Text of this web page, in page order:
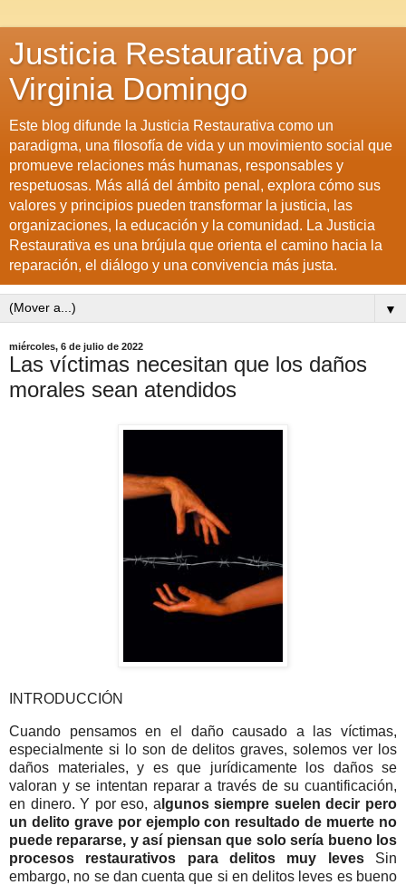
Justicia Restaurativa por
Virginia Domingo
Este blog difunde la Justicia Restaurativa como un
paradigma, una filosofía de vida y un movimiento social que
promueve relaciones más humanas, responsables y
respetuosas. Más allá del ámbito penal, explora cómo sus
valores y principios pueden transformar la justicia, las
organizaciones, la educación y la comunidad. La Justicia
Restaurativa es una brújula que orienta el camino hacia la
reparación, el diálogo y una convivencia más justa.
▼
miércoles, 6 de julio de 2022
Las víctimas necesitan que los daños
morales sean atendidos
INTRODUCCIÓN
Cuando pensamos en el daño causado a las víctimas,
especialmente si lo son de delitos graves, solemos ver los
daños materiales, y es que jurídicamente los daños se
valoran y se intentan reparar a través de su cuantificación,
en dinero. Y por eso, a lgunos siempre suelen decir pero
un delito grave por ejemplo con resultado de muerte no
puede repararse, y así piensan que solo sería bueno los
procesos restaurativos para delitos muy levesSin
embargo, no se dan cuenta que si en delitos leves es bueno